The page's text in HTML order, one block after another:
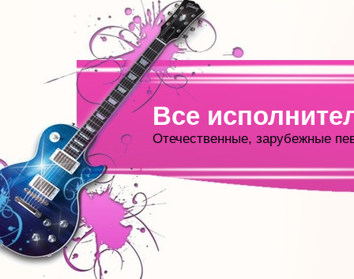
Все
Отечественные, зарубежные